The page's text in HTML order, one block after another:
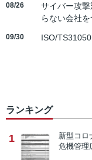
08/26
サイバー攻
らない会社を
09/30 ISO/
ランキング
1 新型コロ
危機管理